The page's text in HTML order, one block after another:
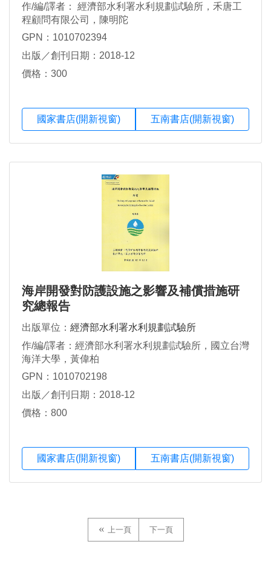
作/編/譯者： 經濟部水利署水利規劃試驗所，禾唐工
程顧問有限公司，陳明陀
GPN：1010702394
出版／創刊日期：2018-12
價格：300
國家書店(開新視窗) 五南書店(開新視窗)
海岸開發對防護設施之影響及補償措施研
究總報告
出版單位： 經濟部水利署水利規劃試驗所
作/編/譯者：經濟部水利署水利規劃試驗所，國立台灣
海洋大學，黃偉柏
GPN：1010702198
出版／創刊日期：2018-12
價格：800
國家書店(開新視窗) 五南書店(開新視窗)
上一頁 下一頁